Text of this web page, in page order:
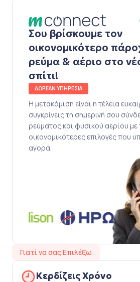
Σου βρίσκουμε τον
οικονομικότερο
ρεύμα & αέριο στο
σπίτι!
ΔΩΡΕΑΝ ΥΠΗΡΕΣΙΑ
Η μετακόμιση είναι η τέλεια
συγκρίνεις τη σημερινή σου
ρεύματος και φυσικού αερίου με
οικονομικότερες επιλογές που
αγορά.
Γιατί να σας Επιλέξω
Κερδίζεις Χρόνο